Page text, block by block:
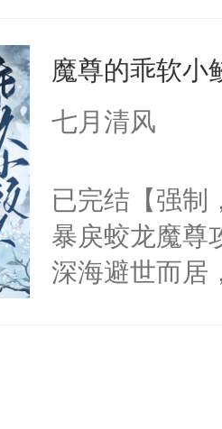
林秋那双清透
火葬场虽迟
果之后，我可
秋1v1双洁he
恳，受会恢复
笔，不喜左上
早就喜欢我了
蔓延而上。是
甜品。
的温柔忠犬呢
个反恋爱脑
们？【真香警
进来，看犟种
很抽风......）
魔尊的乖软小
七月清风
已完结【强制
暴戾蛟龙魔尊
深海避世而居